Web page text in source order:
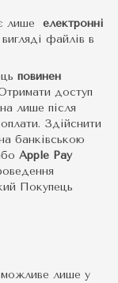
лише електронні
файлів в
повинен
доступ
лише після
Здійснити
банківською
Apple Pay
Покупець
можливе лише у